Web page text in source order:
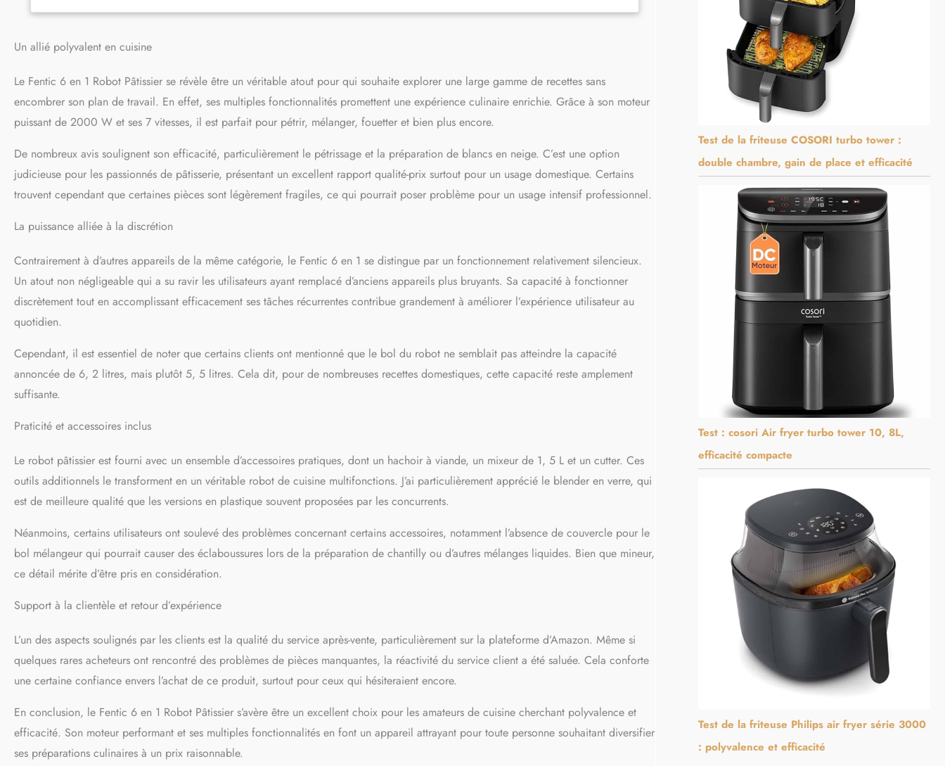
d’enfant. 𝗨𝗧𝗜𝗟𝗜𝗦𝗔𝗧𝗜𝗢𝗡 𝗩𝗘𝗥𝗦𝗔𝗧𝗜𝗟𝗘 : En plus de mixer et de mélanger, le robot offre
bien plus de possibilités. Utilisez le cutter avec ses 3 accessoires pour couper et râper
légumes et fruits, préparez vos propres saucisses avec l’accessoire pour saucisses, et créez
des biscuits de différentes formes avec l’appareil à biscuits. Le hachoir à viande dispose de 3
cuisine! 𝗣𝗨𝗜𝗦𝗦𝗔𝗡𝗖𝗘 𝗘𝗧 𝗖𝗢𝗡𝗧𝗥𝗢̂𝗟𝗘 𝗥𝗘́𝗨𝗡𝗜𝗘𝗦 : Utilisez le bouton rotatif LED pour
choisir entre les 6 vitesses ou la fonction pulse. Grâce aux différentes vitesses, ce robot est
adapté à presque toutes les recettes. Même à la vitesse maximale, l'appareil reste silencieux,
environ 75 dB. En plus de son design élégant, le robot est protégé contre la surchauffe. Si le
Un allié polyvalent en cuisine
Le Fentic 6 en 1 Robot Pâtissier se révèle être un véritable atout pour qui souhaite explorer une large gamme de recettes sans
encombrer son plan de travail. En effet, ses multiples fonctionnalités promettent une expérience culinaire enrichie. Grâce à son moteur
puissant de 2000 W et ses 7 vitesses, il est parfait pour pétrir, mélanger, fouetter et bien plus encore.
De nombreux avis soulignent son efficacité, particulièrement le pétrissage et la préparation de blancs en neige. C’est une option
judicieuse pour les passionnés de pâtisserie, présentant un excellent rapport qualité-prix surtout pour un usage domestique. Certains
trouvent cependant que certaines pièces sont légèrement fragiles, ce qui pourrait poser problème pour un usage intensif professionnel.
La puissance alliée à la discrétion
Contrairement à d’autres appareils de la même catégorie, le Fentic 6 en 1 se distingue par un fonctionnement relativement silencieux.
Un atout non négligeable qui a su ravir les utilisateurs ayant remplacé d’anciens appareils plus bruyants. Sa capacité à fonctionner
discrètement tout en accomplissant efficacement ses tâches récurrentes contribue grandement à améliorer l’expérience utilisateur au
quotidien.
Cependant, il est essentiel de noter que certains clients ont mentionné que le bol du robot ne semblait pas atteindre la capacité
annoncée de 6, 2 litres, mais plutôt 5, 5 litres. Cela dit, pour de nombreuses recettes domestiques, cette capacité reste amplement
suffisante.
Praticité et accessoires inclus
Le robot pâtissier est fourni avec un ensemble d’accessoires pratiques, dont un hachoir à viande, un mixeur de 1, 5 L et un cutter. Ces
outils additionnels le transforment en un véritable robot de cuisine multifonctions. J’ai particulièrement apprécié le blender en verre, qui
est de meilleure qualité que les versions en plastique souvent proposées par les concurrents.
Néanmoins, certains utilisateurs ont soulevé des problèmes concernant certains accessoires, notamment l’absence de couvercle pour le
bol mélangeur qui pourrait causer des éclaboussures lors de la préparation de chantilly ou d’autres mélanges liquides. Bien que mineur,
ce détail mérite d’être pris en considération.
Support à la clientèle et retour d’expérience
L’un des aspects soulignés par les clients est la qualité du service après-vente, particulièrement sur la plateforme d’Amazon. Même si
quelques rares acheteurs ont rencontré des problèmes de pièces manquantes, la réactivité du service client a été saluée. Cela conforte
une certaine confiance envers l’achat de ce produit, surtout pour ceux qui hésiteraient encore.
En conclusion, le Fentic 6 en 1 Robot Pâtissier s’avère être un excellent choix pour les amateurs de cuisine cherchant polyvalence et
efficacité. Son moteur performant et ses multiples fonctionnalités en font un appareil attrayant pour toute personne souhaitant diversifier
ses préparations culinaires à un prix raisonnable.
Test de la friteuse COSORI turbo tower :
double chambre, gain de place et efficacité
Test : cosori Air fryer turbo tower 10, 8L,
efficacité compacte
Test de la friteuse Philips air fryer série 3000
: polyvalence et efficacité